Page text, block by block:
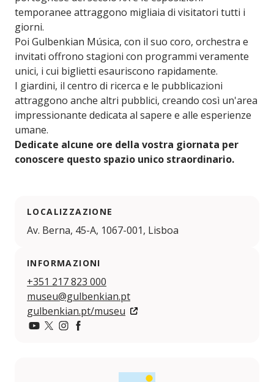
temporanee attraggono migliaia di visitatori tutti i
giorni.
Poi Gulbenkian Música, con il suo coro, orchestra e
invitati offrono stagioni con programmi veramente
unici, i cui biglietti esauriscono rapidamente.
I giardini, il centro di ricerca e le pubblicazioni
attraggono anche altri pubblici, creando così un'area
impressionante dedicata al sapere e alle esperienze
umane.
Dedicate alcune ore della vostra giornata per
conoscere questo spazio unico straordinario.
LOCALIZZAZIONE
Av. Berna, 45-A, 1067-001, Lisboa
INFORMAZIONI
+351 217 823 000
museu@gulbenkian.pt
gulbenkian.pt/museu